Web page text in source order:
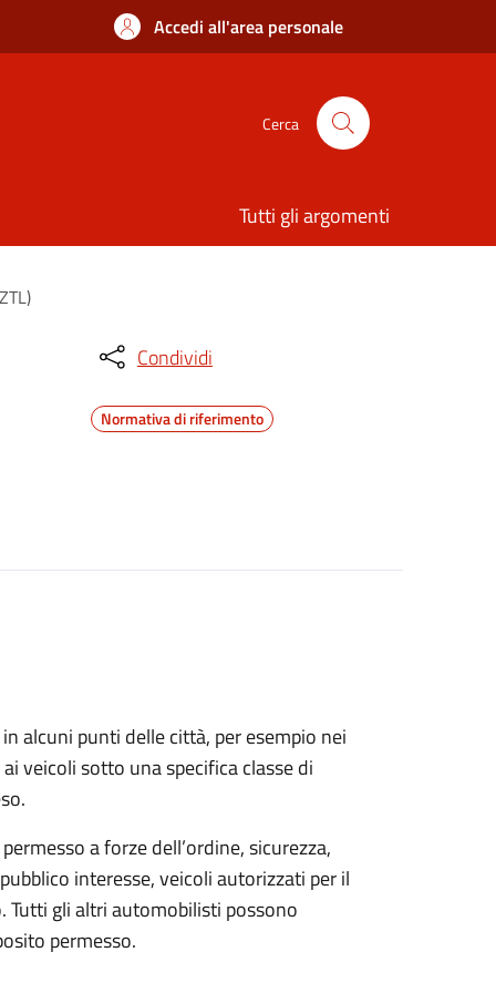
Accedi all'area personale
Cerca
Tutti gli argomenti
Condividi
Normativa di riferimento
alcuni punti delle città, per esempio nei
veicoli sotto una specifica classe di
a forze dell’ordine, sicurezza,
interesse, veicoli autorizzati per il
gli altri automobilisti possono
permesso.